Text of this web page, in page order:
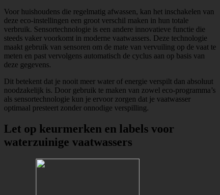
Voor huishoudens die regelmatig afwassen, kan het inschakelen van
deze eco-instellingen een groot verschil maken in hun totale
verbruik. Sensortechnologie is een andere innovatieve functie die
steeds vaker voorkomt in moderne vaatwassers. Deze technologie
maakt gebruik van sensoren om de mate van vervuiling op de vaat te
meten en past vervolgens automatisch de cyclus aan op basis van
deze gegevens.
Dit betekent dat je nooit meer water of energie verspilt dan absoluut
noodzakelijk is. Door gebruik te maken van zowel eco-programma’s
als sensortechnologie kun je ervoor zorgen dat je vaatwasser
optimaal presteert zonder onnodige verspilling.
Let op keurmerken en labels voor
waterzuinige vaatwassers